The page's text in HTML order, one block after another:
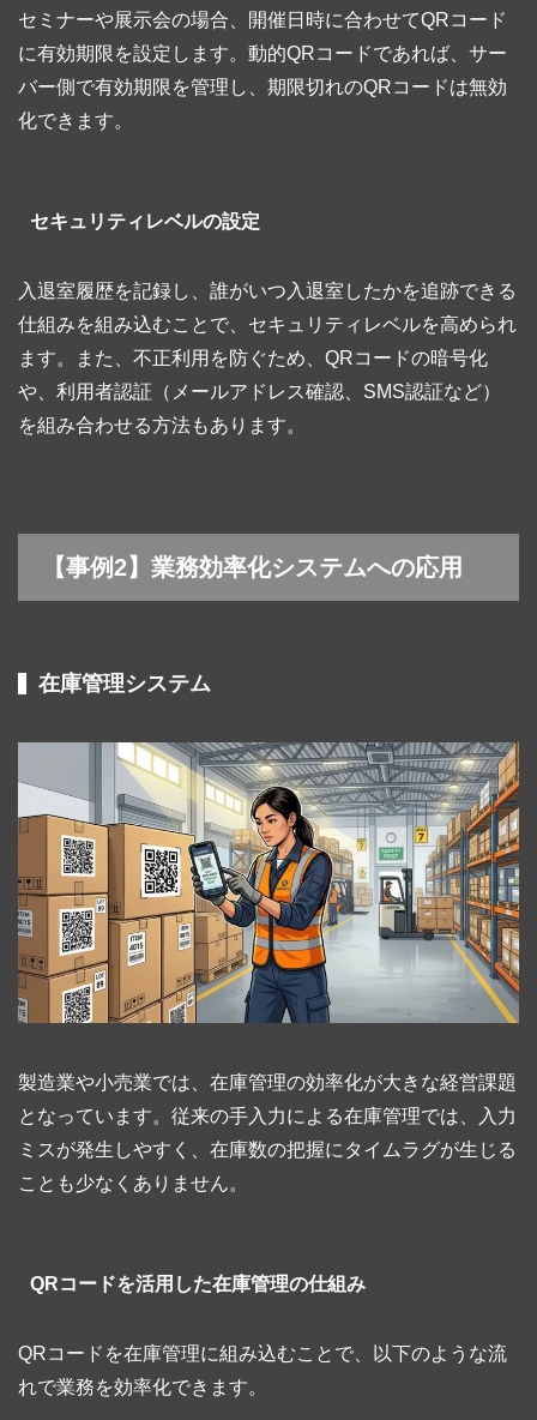
セミナーや展示会の場合、開催日時に合わせてQRコード
に有効期限を設定します。動的QRコードであれば、サー
バー側で有効期限を管理し、期限切れのQRコードは無効
化できます。
セキュリティレベルの設定
入退室履歴を記録し、誰がいつ入退室したかを追跡できる
仕組みを組み込むことで、セキュリティレベルを高められ
ます。また、不正利用を防ぐため、QRコードの暗号化
や、利用者認証（メールアドレス確認、SMS認証など）
を組み合わせる方法もあります。
【事例2】業務効率化システムへの応用
在庫管理システム
製造業や小売業では、在庫管理の効率化が大きな経営課題
となっています。従来の手入力による在庫管理では、入力
ミスが発生しやすく、在庫数の把握にタイムラグが生じる
ことも少なくありません。
QRコードを活用した在庫管理の仕組み
QRコードを在庫管理に組み込むことで、以下のような流
れで業務を効率化できます。